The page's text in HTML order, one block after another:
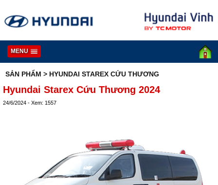
MENU
SẢN PHẨM > HYUNDAI STAREX CỨU THƯƠNG
Hyundai Starex Cứu Thương 2024
24/6/2024 - Xem: 1557